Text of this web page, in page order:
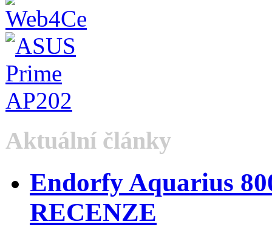
Aktuální články
Endorfy Aquarius
RECENZE